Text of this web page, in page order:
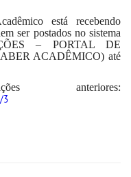
está recebendo
ser postados no sistema
– PORTAL DE
ACADÊMICO) até
anteriores:
3